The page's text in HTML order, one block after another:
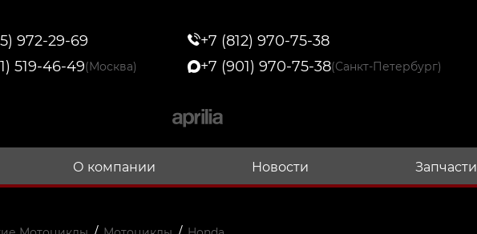
972-29-69
519-46-49(Москва)
+7 (812) 970-75-38
+7 (901) 970-75-38(Санкт-Петербург)
О компании Новости Запчасти